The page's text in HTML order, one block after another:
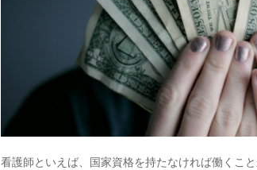
看護師といえば、国家資格を持たなければ働くこ